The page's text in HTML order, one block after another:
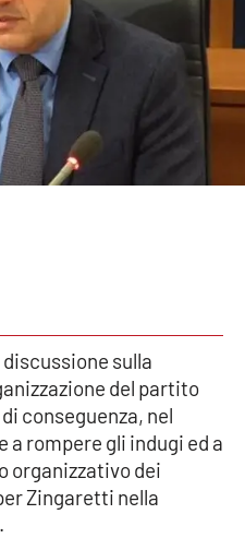
sulla
del partito
conseguenza, nel
rompere gli indugi ed a
organizzativo dei
Zingaretti nella